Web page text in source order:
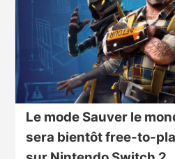
Le mode Sauver le
sera bientôt free-to-